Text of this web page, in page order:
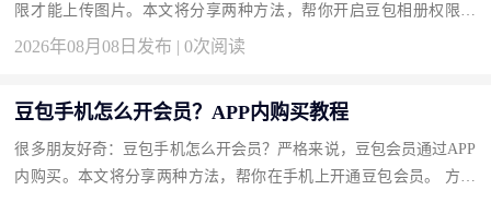
限才能上传图片。本文将分享两种方法，帮你开启豆包相册权限。
方法一：在手机系统设置中开启权限（推荐） 一劳永逸。 操作步
2026年08月08日发布 | 0次阅读
豆包手机怎么开会员？APP内购买教程
很多朋友好奇：豆包手机怎么开会员？严格来说，豆包会员通过APP
内购买。本文将分享两种方法，帮你在手机上开通豆包会员。 方法